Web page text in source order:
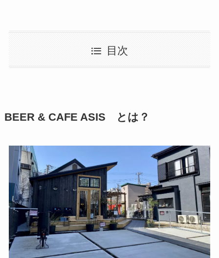
目次
BEER & CAFE ASIS とは？